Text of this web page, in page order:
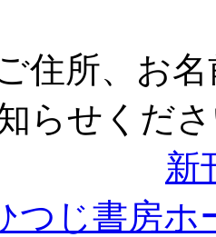
住所、お
らせくだ
新
つじ書房ホ